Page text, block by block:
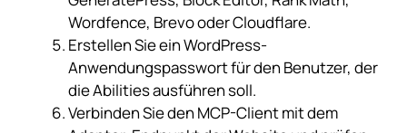
Wordfence, Brevo oder Cloudflare.
Erstellen Sie ein WordPress-
Anwendungspasswort für den Benutzer, der
die Abilities ausführen soll.
Verbinden Sie den MCP-Client mit dem